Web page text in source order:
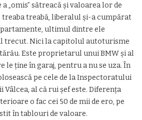
„omis” sătreacă și valoarea lor de
treaba treabă, liberalul și-a cumpărat
ultimul dintre ele
trecut. Nici la capitolul autoturisme
Este proprietarul unui BMW și al
le ține în garaj, pentru a nu se uza. În
pe cele de la Inspectoratului
Vâlcea, al că rui șef este. Diferența
o fac cei 50 de mii de ero, pe
în tablouri de valoare.